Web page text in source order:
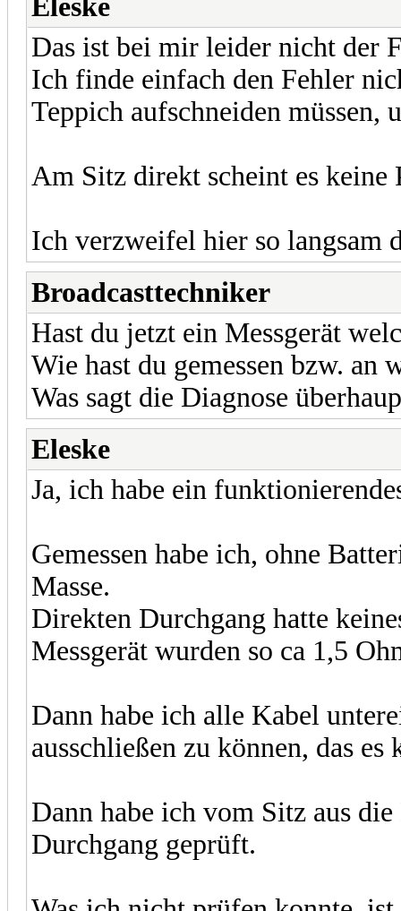
Eleske
Das ist bei mir leider nicht der
Ich finde einfach den Fehler
Teppich aufschneiden müssen,
Am Sitz direkt scheint es keine
Ich verzweifel hier so langsam
Broadcasttechniker
Hast du jetzt ein Messgerät
Wie hast du gemessen bzw. an
Was sagt die Diagnose
Eleske
Ja, ich habe ein
Gemessen habe ich, ohne
Masse.
Direkten Durchgang hatte
Messgerät wurden so ca 1,5
Dann habe ich alle Kabel
ausschließen zu können, das
Dann habe ich vom Sitz aus
Durchgang geprüft.